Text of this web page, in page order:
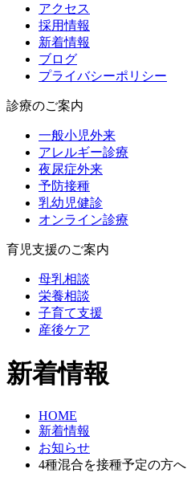
アクセス
採用情報
新着情報
ブログ
プライバシーポリシー
診療のご案内
一般小児外来
アレルギー診療
夜尿症外来
予防接種
乳幼児健診
オンライン診療
育児支援のご案内
母乳相談
栄養相談
子育て支援
産後ケア
新着情報
HOME
新着情報
お知らせ
4種混合を接種予定の方へ